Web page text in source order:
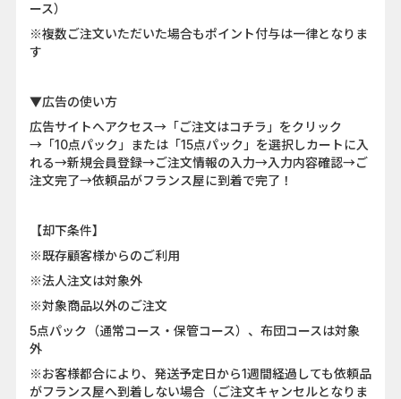
ース）
※複数ご注文いただいた場合もポイント付与は一律となりま
す
▼広告の使い方
広告サイトへアクセス→「ご注文はコチラ」をクリック
→「10点パック」または「15点パック」を選択しカートに入
れる→新規会員登録→ご注文情報の入力→入力内容確認→ご
注文完了→依頼品がフランス屋に到着で完了！
【却下条件】
※既存顧客様からのご利用
※法人注文は対象外
※対象商品以外のご注文
5点パック（通常コース・保管コース）、布団コースは対象
外
※お客様都合により、発送予定日から1週間経過しても依頼品
がフランス屋へ到着しない場合（ご注文キャンセルとなりま